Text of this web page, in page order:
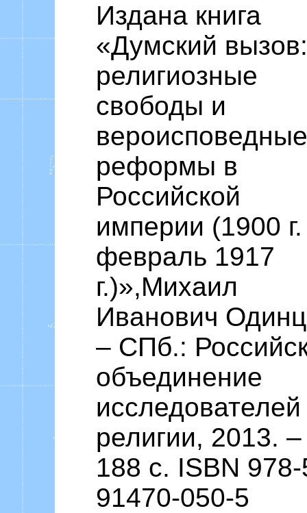
Издана книга
«Думский вызов:
религиозные
свободы и
вероисповедные
реформы в
Российской
империи (1900
февраль 1917
г.)»,Михаил
Иванович
– СПб.:
объединение
исследователей
религии, 2013. –
188 с. ISBN
91470-050-5